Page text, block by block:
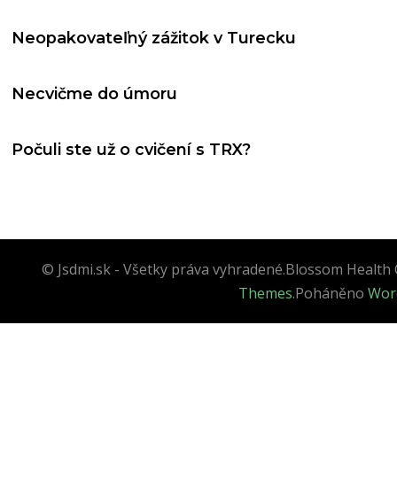
Neopakovateľný zážitok v Turecku
Necvičme do úmoru
Počuli ste už o cvičení s TRX?
© Jsdmi.sk - Všetky práva vyhradené.Blossom
Themes.Poháněno